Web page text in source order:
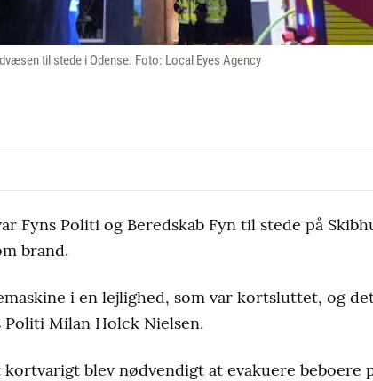
til stede i Odense. Foto: Local Eyes Agency
Fyns Politi og Beredskab Fyn til stede på
brand.
i en lejlighed, som var kortsluttet, og
Milan Holck Nielsen.
blev nødvendigt at evakuere beboere